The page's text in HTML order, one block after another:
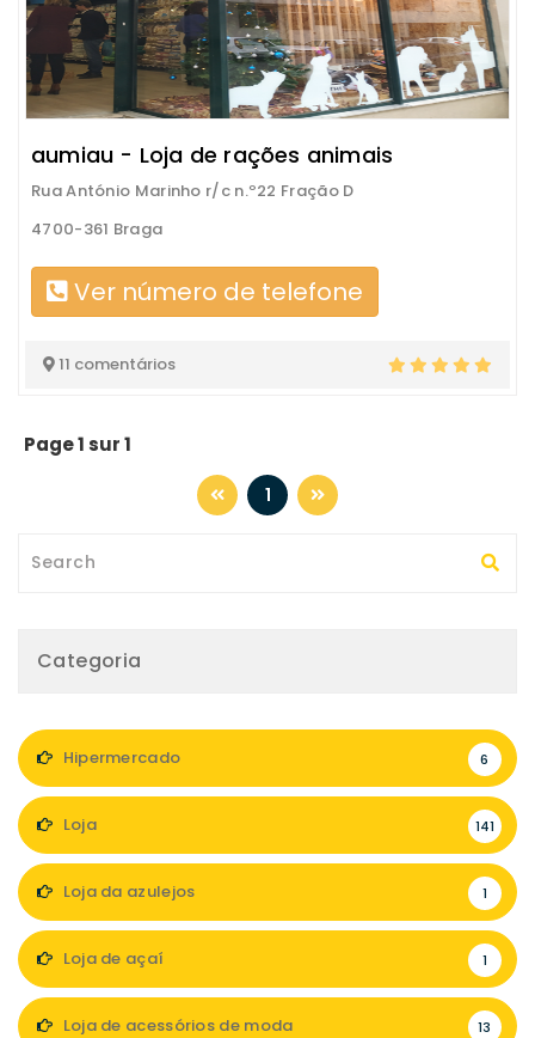
aumiau - Loja de rações animais
Rua António Marinho r/c n.º22 Fração D
4700-361 Braga
Ver número de telefone
11 comentários
Page 1 sur 1
1
Categoria
Hipermercado 6
Loja 141
Loja da azulejos 1
Loja de açaí 1
Loja de acessórios de moda 13